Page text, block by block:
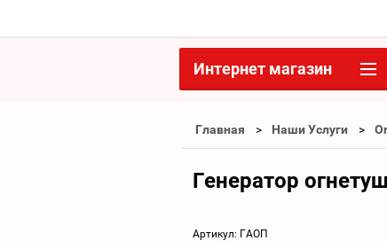
Главная Наши Услуги
Генератор
Артикул: ГАОП
Интернет магазин